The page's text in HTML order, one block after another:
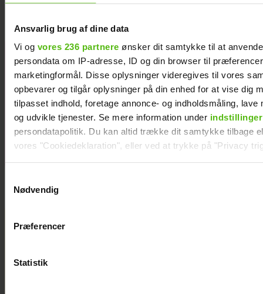
Ansvarlig brug af dine data
Vi og vores 236 partnere ønsker dit samtykke til at
persondata om IP-adresse, ID og din browser til
marketingformål. Disse oplysninger videregives til vores
opbevarer og tilgår oplysninger på din enhed for at vise dig
tilpasset indhold, foretage annonce- og indholdsmåling, lave
og udvikle tjenester. Se mere information under indstillinger
persondatapolitik. Du kan altid trække dit samtykke tilbage
vores "Cookiedeklaration", eller ved at trykke på "Privacy
Vi anvender egne cookies og cookies fra tredjeparter til at
generere statistik og huske dine præferencer samt til brug
Nødvendig
Præferencer
Statistik
Her er alle de
kendte
deltagere i
årets
“Robinson”